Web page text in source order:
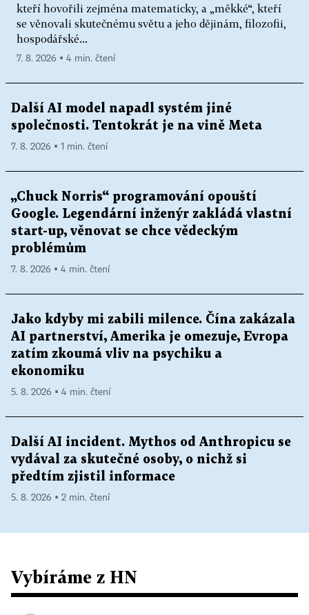
kteří hovořili zejména matematicky, a „měkké“, kteří
se věnovali skutečnému světu a jeho dějinám, filozofii,
hospodářské...
7. 8. 2026 ▪ 4 min. čtení
Další AI model napadl systém jiné
společnosti. Tentokrát je na vině Meta
7. 8. 2026 ▪ 1 min. čtení
„Chuck Norris“ programování opouští
Google. Legendární inženýr zakládá vlastní
start-up, věnovat se chce vědeckým
problémům
7. 8. 2026 ▪ 4 min. čtení
Jako kdyby mi zabili milence. Čína zakázala
AI partnerství, Amerika je omezuje, Evropa
zatím zkoumá vliv na psychiku a
ekonomiku
5. 8. 2026 ▪ 4 min. čtení
Další AI incident. Mythos od Anthropicu se
vydával za skutečné osoby, o nichž si
předtím zjistil informace
5. 8. 2026 ▪ 2 min. čtení
Vybíráme z HN